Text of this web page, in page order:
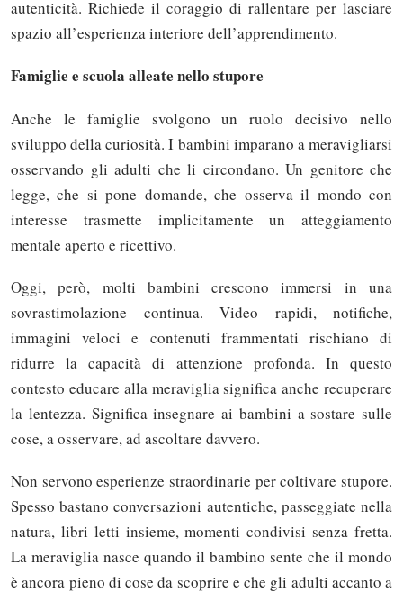
autenticità. Richiede il coraggio di rallentare per lasciare
spazio all’esperienza interiore dell’apprendimento.
Famiglie e scuola alleate nello stupore
Anche le famiglie svolgono un ruolo decisivo nello
sviluppo della curiosità. I bambini imparano a meravigliarsi
osservando gli adulti che li circondano. Un genitore che
legge, che si pone domande, che osserva il mondo con
interesse trasmette implicitamente un atteggiamento
mentale aperto e ricettivo.
Oggi, però, molti bambini crescono immersi in una
sovrastimolazione continua. Video rapidi, notifiche,
immagini veloci e contenuti frammentati rischiano di
ridurre la capacità di attenzione profonda. In questo
contesto educare alla meraviglia significa anche recuperare
la lentezza. Significa insegnare ai bambini a sostare sulle
cose, a osservare, ad ascoltare davvero.
Non servono esperienze straordinarie per coltivare stupore.
Spesso bastano conversazioni autentiche, passeggiate nella
natura, libri letti insieme, momenti condivisi senza fretta.
La meraviglia nasce quando il bambino sente che il mondo
è ancora pieno di cose da scoprire e che gli adulti accanto a